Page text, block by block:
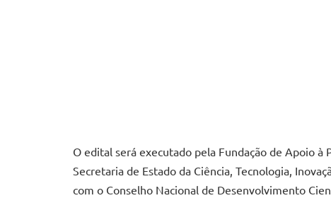
O edital será executado pela Fundação de Apoio à
Secretaria de Estado da Ciência, Tecnologia,
com o Conselho Nacional de Desenvolvimento